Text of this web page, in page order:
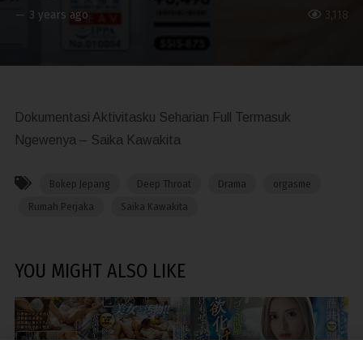
3,118
— 3 years ago
Dokumentasi Aktivitasku Seharian Full Termasuk
Ngewenya – Saika Kawakita
Bokep Jepang Deep Throat Drama
orgasme
Rumah Perjaka
Saika Kawakita
YOU MIGHT ALSO LIKE